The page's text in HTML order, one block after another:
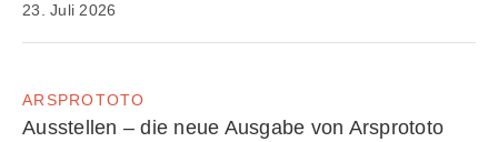
23. Juli 2026
ARSPROTOTO
Ausstellen – die neue Ausgabe von Arsprototo